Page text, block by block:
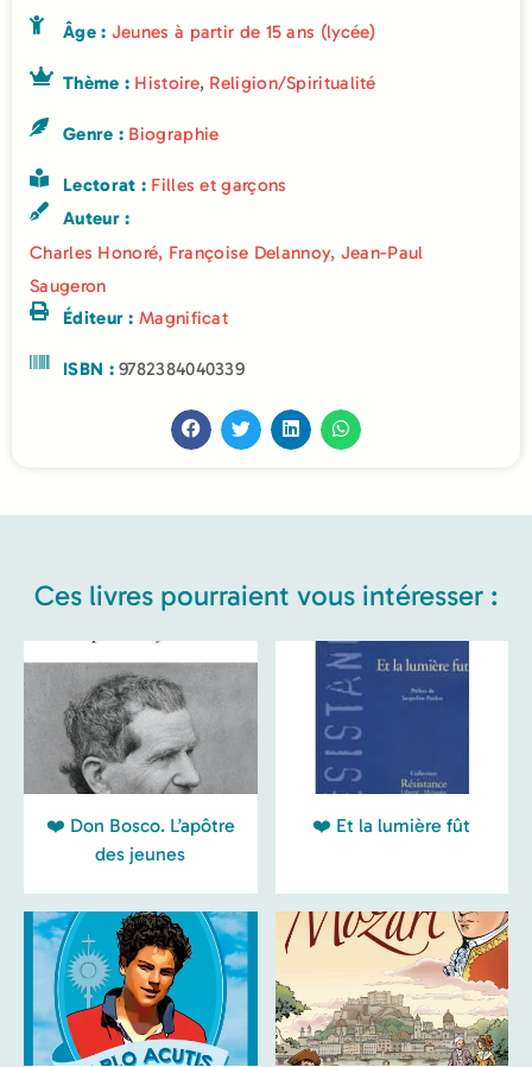
Âge : Jeunes à partir de 15 ans (lycée)
Thème : Histoire, Religion/Spiritualité
Genre : Biographie
Lectorat : Filles et garçons
Auteur :
Charles Honoré, Françoise Delannoy, Jean-Paul
Saugeron
Éditeur : Magnificat
ISBN :9782384040339
Ces livres pourraient vous intéresser :
❤️ Don Bosco. L’apôtre
des jeunes
❤️ Et la lumière fût